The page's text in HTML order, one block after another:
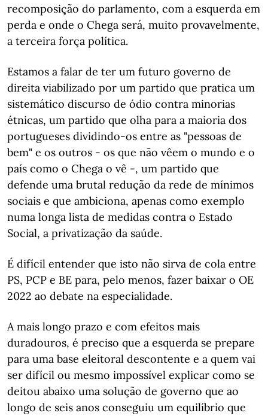
recomposição do parlamento, com a esquerda em
perda e onde o Chega será, muito provavelmente,
a terceira força política.
Estamos a falar de ter um futuro governo de
direita viabilizado por um partido que pratica um
sistemático discurso de ódio contra minorias
étnicas, um partido que olha para a maioria dos
portugueses dividindo-os entre as "pessoas de
bem" e os outros - os que não vêem o mundo e o
país como o Chega o vê -, um partido que
defende uma brutal redução da rede de mínimos
sociais e que ambiciona, apenas como exemplo
numa longa lista de medidas contra o Estado
Social, a privatização da saúde.
É difícil entender que isto não sirva de cola entre
PS, PCP e BE para, pelo menos, fazer baixar o OE
2022 ao debate na especialidade.
A mais longo prazo e com efeitos mais
duradouros, é preciso que a esquerda se prepare
para uma base eleitoral descontente e a quem vai
ser difícil ou mesmo impossível explicar como se
deitou abaixo uma solução de governo que ao
longo de seis anos conseguiu um equilíbrio que